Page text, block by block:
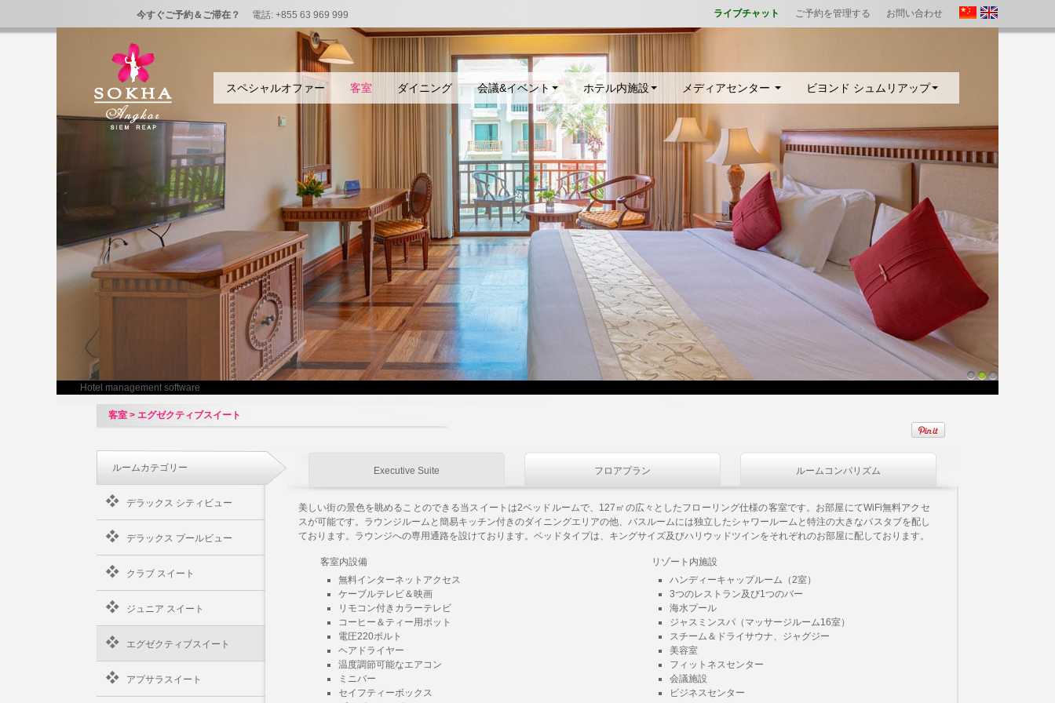
今すぐご予約＆ご滞在？ 電話: +855 63 969 999 ライブチャット ご予約を管理する お問い合わせ
スペシャルオファー 客室 ダイニング 会議&イベント ホテル内施設 メディアセンター ビヨンド シュムリアップ
Hotel management software
客室 > エグゼクティブスイート
ルームカテゴリー
デラックス シティビュー
デラックス プールビュー
クラブ スイート
ジュニア スイート
エグゼクティブスイート
アプサラスイート
Executive Suite フロアプラン ルームコンパリズム
美しい街の景色を眺めることのできる当スイートは2ベッドルームで、127㎡の広々としたフローリング仕様の客室です。お部屋にてWiFi無料アクセ
スが可能です。ラウンジルームと簡易キッチン付きのダイニングエリアの他、バスルームには独立したシャワールームと特注の大きなバスタブを配し
ております。ラウンジへの専用通路を設けております。ベッドタイプは、キングサイズ及びハリウッドツインをそれぞれのお部屋に配しております。
客室内設備
無料インターネットアクセス
ケーブルテレビ＆映画
リモコン付きカラーテレビ
コーヒー＆ティー用ポット
電圧220ボルト
ヘアドライヤー
温度調節可能なエアコン
ミニバー
セイフティーボックス
リゾート内施設
ハンディーキャップルーム（2室）
3つのレストラン及び1つのバー
海水プール
ジャスミンスパ（マッサージルーム16室）
スチーム＆ドライサウナ、ジャグジー
美容室
フィットネスセンター
会議施設
ビジネスセンター